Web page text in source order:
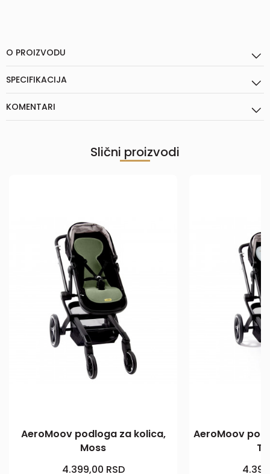
O PROIZVODU
SPECIFIKACIJA
KOMENTARI
Slični proizvodi
AeroMoov podloga za kolica,
Moss
4.399,00 RSD
AeroMoov